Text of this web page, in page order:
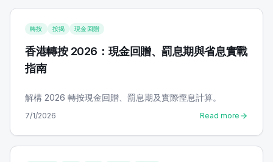
轉按 按揭 現金回贈
香港轉按 2026：現金回贈、罰息期與省息實戰
指南
解構 2026 轉按現金回贈、罰息期及實際慳息計算。
7/1/2026 Read more